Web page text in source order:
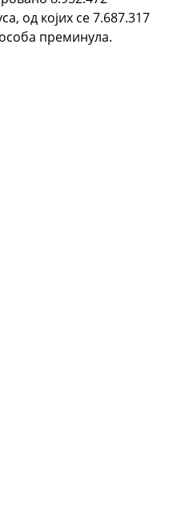
од којих се 7.687.317
преминула.